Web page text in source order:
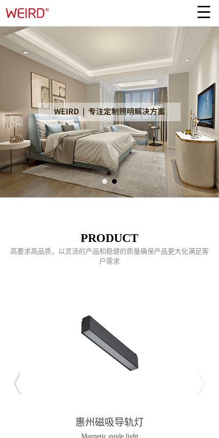
PRODUCT
高要求高品质，以灵活的产品和稳健的质量确保产品更大化满足客
户需求
惠州磁吸导轨灯
Magnetic guide light